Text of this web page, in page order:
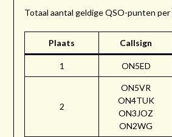
Totaal aantal geldige QSO-punten per
Plaats Callsign
1 ON5ED
2
ON5VR
ON4TUK
ON3JOZ
ON2WG